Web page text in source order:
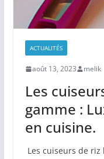
ACTUALITÉS
août 13, 2023 melik
Les
gamme :
en cuisine.
Les cuiseurs de